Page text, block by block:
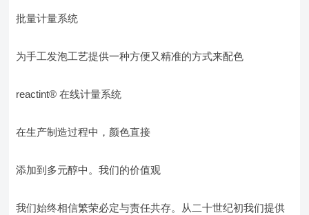
批量计量系统
为手工发泡工艺提供一种方便又精准的方式来配色
reactint® 在线计量系统
在生产制造过程中，颜色直接
添加到多元醇中。我们的价值观
我们始终相信繁荣必定与责任共存。从二十世纪初我们提供